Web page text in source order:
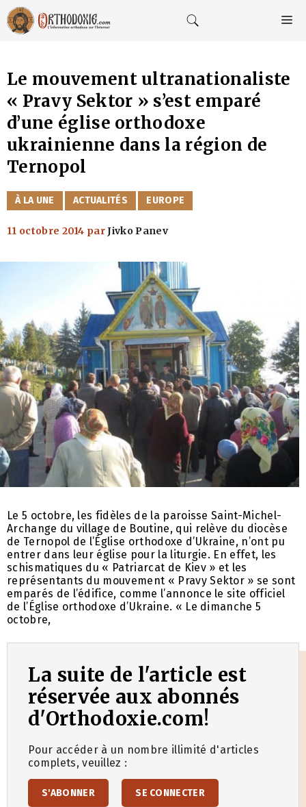
Aller
au
contenu
Le mouvement ultranationaliste
« Pravy Sektor » s’est emparé
d’une église orthodoxe
ukrainienne dans la région de
Ternopol
CATÉGORIES
À LA UNE ACTUALITÉS EUROPE
11 octobre 2014 parJivko Panev
Le 5 octobre, les fidèles de la paroisse Saint-Michel-
Archange du village de Boutine, qui relève du diocèse
de Ternopol de l’Église orthodoxe d’Ukraine, n’ont pu
entrer dans leur église pour la liturgie. En effet, les
schismatiques du « Patriarcat de Kiev » et les
représentants du mouvement « Pravy Sektor » se sont
emparés de l’édifice, comme l’annonce le site officiel
de l’Église orthodoxe d’Ukraine. « Le dimanche 5
octobre,
La suite de l'article est
réservée aux abonnés
d'Orthodoxie.com!
Pour accéder à un nombre illimité d'articles
complets, veuillez :
S'ABONNER SE CONNECTER